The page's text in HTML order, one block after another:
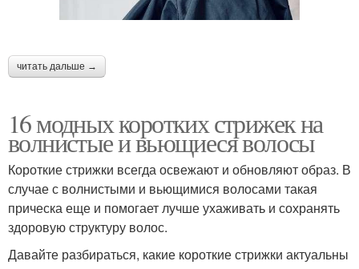
читать дальше →
16 модных коротких стрижек на
волнистые и вьющиеся волосы
Короткие стрижки всегда освежают и обновляют образ. В
случае с волнистыми и вьющимися волосами такая
прическа еще и помогает лучше ухаживать и сохранять
здоровую структуру волос.
Давайте разбираться, какие короткие стрижки актуальны